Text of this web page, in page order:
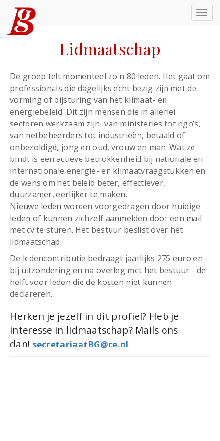
Lidmaatschap
De groep telt momenteel zo'n 80 leden. Het gaat om
professionals die dagelijks echt bezig zijn met de
vorming of bijsturing van het klimaat- en
energiebeleid. Dit zijn mensen die in allerlei
sectoren werkzaam zijn, van ministeries tot ngo’s,
van netbeheerders tot industrieën, betaald of
onbezoldigd, jong en oud, vrouw en man. Wat ze
bindt is een actieve betrokkenheid bij nationale en
internationale energie- en klimaatvraagstukken en
de wens om het beleid beter, effectiever,
duurzamer, eerlijker te maken.
Nieuwe leden worden voorgedragen door huidige
leden of kunnen zichzelf aanmelden door een mail
met cv te sturen. Het bestuur beslist over het
lidmaatschap.
De ledencontributie bedraagt jaarlijks 275 euro en -
bij uitzondering en na overleg met het bestuur - de
helft voor leden die de kosten niet kunnen
declareren.
Herken je jezelf in dit profiel? Heb je
interesse in lidmaatschap? Mails ons
dan! secretariaatBG@ce.nl